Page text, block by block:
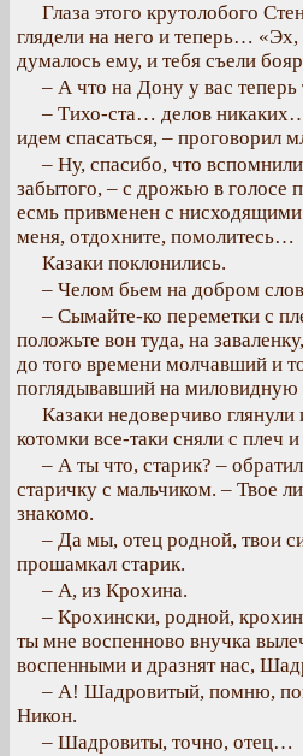
Глаза этого крутолобого
глядели на него и теперь…
думалось ему, и тебя съели
– А что на Дону у вас теперь
– Тихо-ста… делов
идем спасаться, – проговорил
– Ну, спасибо, что
забытого, – с дрожью в голосе
есмь привменен с
меня, отдохните, помолитесь…
Казаки поклонились.
– Челом бьем на добром
– Сымайте-ко переметки с
положьте вон туда, на
до того времени молчавший и
поглядывавший на миловидную
Казаки недоверчиво
котомки все-таки сняли с плеч
– А ты что, старик? –
старичку с мальчиком. – Твое
знакомо.
– Да мы, отец родной, твои
прошамкал старик.
– А, из Крохина.
– Крохински, родной,
ты мне воспенново внучка
воспенными и дразнят нас,
– А! Шадровитый, помню,
Никон.
– Шадровиты, точно, отец…